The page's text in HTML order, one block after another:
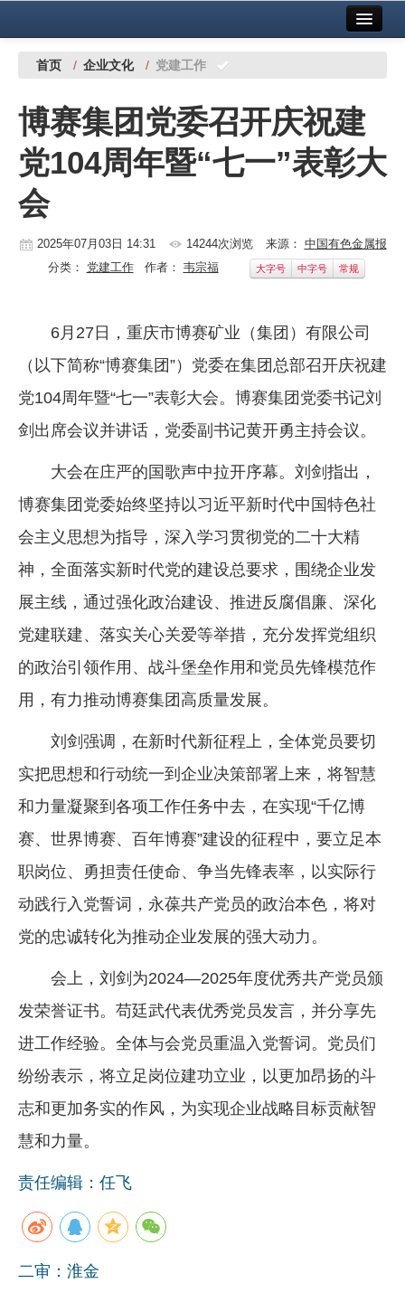
中国有色金属报社主办 广告服务
铜镍铅锌
铝
稀有稀土
有色市场
科技
党建工作
企业文化
《资源再生》杂志
行情报价
数字报
首页 / 企业文化 / 党建工作
博赛集团党委召开庆祝建
党104周年暨“七一”表彰大
会
2025年07月03日 14:31 14244次浏览 来源： 中国有色金属报
分类： 党建工作作者： 韦宗福 大字号 中字号 常规
6月27日，重庆市博赛矿业（集团）有限公司
（以下简称“博赛集团”）党委在集团总部召开庆祝建
党104周年暨“七一”表彰大会。博赛集团党委书记刘
剑出席会议并讲话，党委副书记黄开勇主持会议。
大会在庄严的国歌声中拉开序幕。刘剑指出，
博赛集团党委始终坚持以习近平新时代中国特色社
会主义思想为指导，深入学习贯彻党的二十大精
神，全面落实新时代党的建设总要求，围绕企业发
展主线，通过强化政治建设、推进反腐倡廉、深化
党建联建、落实关心关爱等举措，充分发挥党组织
的政治引领作用、战斗堡垒作用和党员先锋模范作
用，有力推动博赛集团高质量发展。
刘剑强调，在新时代新征程上，全体党员要切
实把思想和行动统一到企业决策部署上来，将智慧
和力量凝聚到各项工作任务中去，在实现“千亿博
赛、世界博赛、百年博赛”建设的征程中，要立足本
职岗位、勇担责任使命、争当先锋表率，以实际行
动践行入党誓词，永葆共产党员的政治本色，将对
党的忠诚转化为推动企业发展的强大动力。
会上，刘剑为2024—2025年度优秀共产党员颁
发荣誉证书。苟廷武代表优秀党员发言，并分享先
进工作经验。全体与会党员重温入党誓词。党员们
纷纷表示，将立足岗位建功立业，以更加昂扬的斗
志和更加务实的作风，为实现企业战略目标贡献智
慧和力量。
责任编辑：任飞
二审：淮金